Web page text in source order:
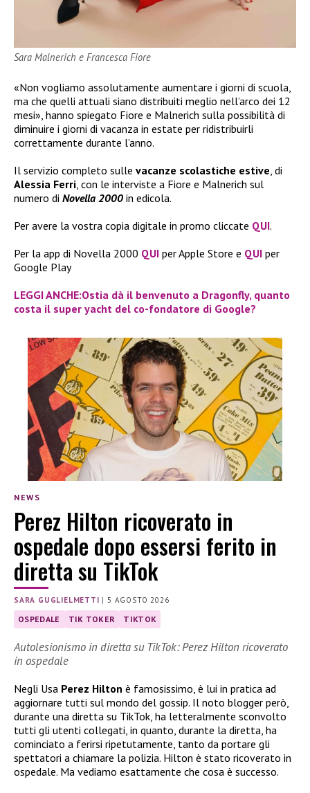
Sara Malnerich e Francesca Fiore
«Non vogliamo assolutamente aumentare i giorni di scuola,
ma che quelli attuali siano distribuiti meglio nell’arco dei 12
mesi», hanno spiegato Fiore e Malnerich sulla possibilità di
diminuire i giorni di vacanza in estate per ridistribuirli
correttamente durante l’anno.
Il servizio completo sulle vacanze scolastiche estive , di
Alessia Ferri , con le interviste a Fiore e Malnerich sul
numero di Novella 2000 in edicola.
Per avere la vostra copia digitale in promo cliccate QUI.
Per la app di Novella 2000 QUI per Apple Store e QUI per
Google Play
LEGGI ANCHE:Ostia dà il benvenuto a Dragonfly, quanto
costa il super yacht del co-fondatore di Google?
NEWS
Perez Hilton ricoverato in
ospedale dopo essersi ferito in
diretta su TikTok
SARA GUGLIELMETTI |5 AGOSTO 2026
OSPEDALE TIK TOKER TIKTOK
Autolesionismo in diretta su TikTok: Perez Hilton ricoverato
in ospedale
Negli Usa Perez Hilton è famosissimo, è lui in pratica ad
aggiornare tutti sul mondo del gossip. Il noto blogger però,
durante una diretta su TikTok, ha letteralmente sconvolto
tutti gli utenti collegati, in quanto, durante la diretta, ha
cominciato a ferirsi ripetutamente, tanto da portare gli
spettatori a chiamare la polizia. Hilton è stato ricoverato in
ospedale. Ma vediamo esattamente che cosa è successo.